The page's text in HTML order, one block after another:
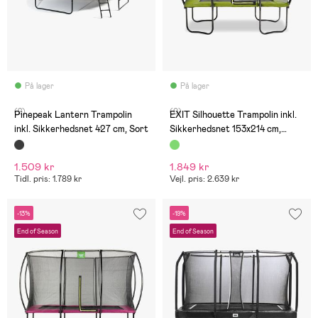
På lager
(2)
Pinepeak Lantern Trampolin
inkl. Sikkerhedsnet 427 cm, Sort
1.509 kr
Tidl. pris: 1.789 kr
På lager
(0)
EXIT Silhouette Trampolin inkl.
Sikkerhedsnet 153x214 cm,
Grøn
1.849 kr
Vejl. pris: 2.639 kr
-13%
End of Season
-19%
End of Season